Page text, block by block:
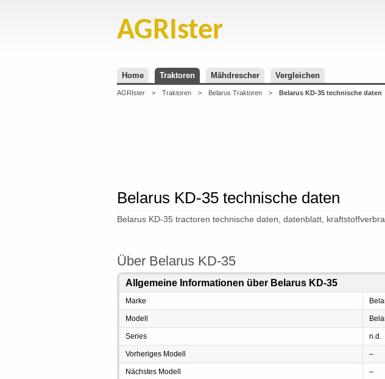
AGRIster
Home Traktoren Mähdrescher Vergleichen
AGRIster > Traktoren > Belarus Traktoren > Belarus KD-35 technische daten
Belarus KD-35 technische daten
Belarus KD-35 tractoren technische daten, datenblatt,
Über Belarus KD-35
Allgemeine Informationen über Belarus KD-35
Marke
Modell
Series n.d.
Vorheriges Modell –
Nächstes Modell –